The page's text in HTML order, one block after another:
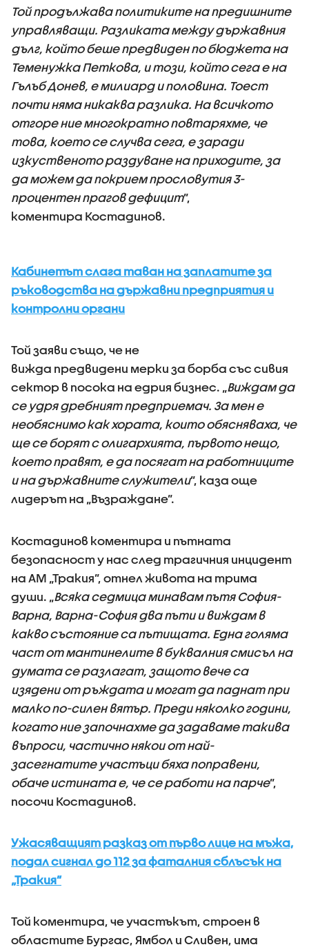
Той продължава политиките на предишните
управляващи. Разликата между държавния
дълг, който беше предвиден по бюджета на
Теменужка Петкова, и този, който сега е на
Гълъб Донев, е милиард и половина. Тоест
почти няма никаква разлика. На всичкото
отгоре ние многократно повтаряхме, че
това, което се случва сега, е заради
изкуственото раздуване на приходите, за
да можем да покрием прословутия 3-
процентен прагов дефицит”,
коментира Костадинов.
Кабинетът слага таван на заплатите за
ръководства на държавни предприятия и
контролни органи
Той заяви също, че не
вижда предвидени мерки за борба със сивия
сектор в посока на едрия бизнес. „Виждам да
се удря дребният предприемач. За мен е
необяснимо как хората, които обясняваха, че
ще се борят с олигархията, първото нещо,
което правят, е да посягат на работниците
и на държавните служители”, каза още
лидерът на „Възраждане”.
Костадинов коментира и пътната
безопасност у нас след трагичния инцидент
на АМ „Тракия”, отнел живота на трима
души. „Всяка седмица минавам пътя София-
Варна, Варна-София два пъти и виждам в
какво състояние са пътищата. Една голяма
част от мантинелите в буквалния смисъл на
думата се разлагат, защото вече са
изядени от ръждата и могат да паднат при
малко по-силен вятър. Преди няколко години,
когато ние започнахме да задаваме такива
въпроси, частично някои от най-
засегнатите участъци бяха поправени,
обаче истината е, че се работи на парче”,
посочи Костадинов.
Ужасяващият разказ от първо лице на мъжа,
подал сигнал до 112 за фаталния сблъсък на
„Тракия”
Той коментира, че участъкът, строен в
областите Бургас, Ямбол и Сливен, има